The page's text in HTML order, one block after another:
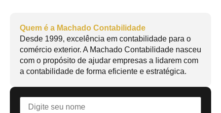
Quem é a Machado Contabilidade
Desde 1999, excelência em contabilidade para o
comércio exterior. A Machado Contabilidade nasceu
com o propósito de ajudar empresas a lidarem com
a contabilidade de forma eficiente e estratégica.